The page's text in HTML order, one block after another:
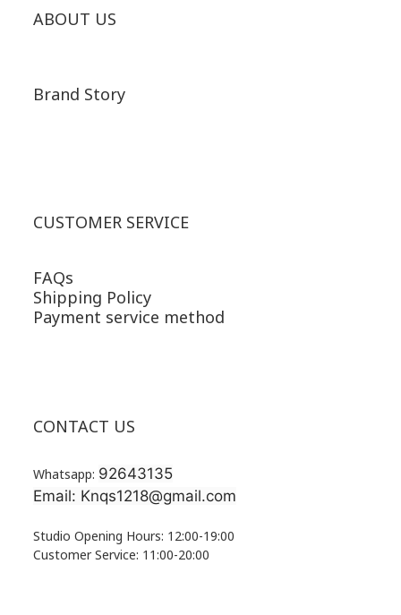
ABOUT US
Brand Story
CUSTOMER SERVICE
FAQs
Shipping Policy
Payment service method
CONTACT US
Whatsapp: 92643135
Email: Knqs1218@gmail.com
Studio Opening Hours: 12:00-19:00
Customer Service: 11:00-20:00